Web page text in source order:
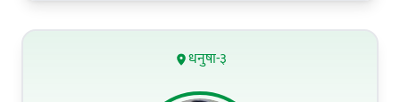
धनुषा-३